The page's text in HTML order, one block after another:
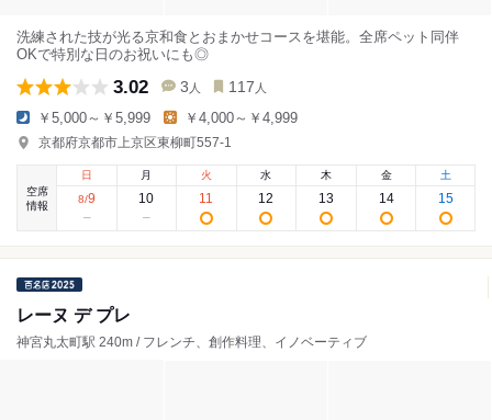
洗練された技が光る京和食とおまかせコースを堪能。全席ペット同伴
OKで特別な日のお祝いにも◎
3.02 3 人 117 人
￥5,000～￥5,999 ￥4,000～￥4,999
京都府京都市上京区東柳町557-1
空席
情報
日
8/9
月
10
火
11
水
12
木
13
金
14
土
15
レーヌ デ プレ
神宮丸太町駅 240m / フレンチ、創作料理、イノベーティブ